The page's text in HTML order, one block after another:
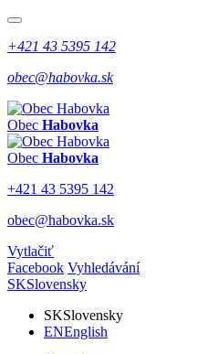
+421 43 5395 142
obec@habovka.sk
Obec Habovka
Obec Habovka
+421 43 5395 142
obec@habovka.sk
Vytlačiť
Facebook Vyhledávání
SKSlovensky
SKSlovensky
ENEnglish